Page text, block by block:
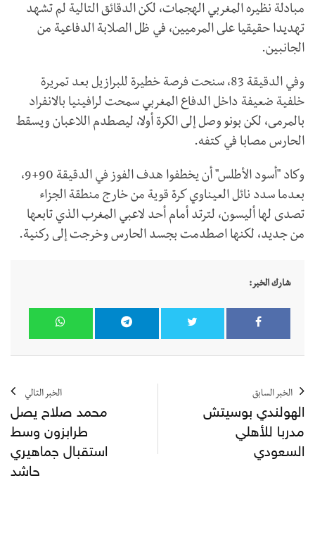
مبادلة نظيره المغربي الهجمات، لكن الدقائق التالية لم تشهد
تهديدا حقيقيا على المرميين، في ظل الصلابة الدفاعية من
الجانبين.
وفي الدقيقة 83، سنحت فرصة خطيرة للبرازيل بعد تمريرة
خلفية ضعيفة داخل الدفاع المغربي سمحت لرافينيا بالانفراد
بالمرمى، لكن بونو وصل إلى الكرة أولا، ليصطدم اللاعبان ويسقط
الحارس مصابا في كتفه.
وكاد "أسود الأطلس" أن يخطفوا هدف الفوز في الدقيقة 90+9،
بعدما سدد نائل العيناوي كرة قوية من خارج منطقة الجزاء
تصدى لها أليسون، لترتد أمام أحد لاعبي المغرب الذي تابعها
من جديد، لكنها اصطدمت بجسد الحارس وخرجت إلى ركنية.
شارك الخبر:
الخبر السابق
الهولندي بوسيتش
مدربا للأهلي
السعودي
الخبر التالي
محمد صلاح يصل
طرابزون وسط
استقبال جماهيري
حاشد